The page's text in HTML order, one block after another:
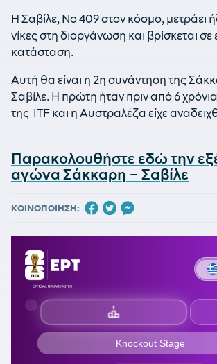
Η Σαβίλε, Νο 409 στον κόσμο, μετράει
νίκες στη διοργάνωση και βρίσκεται σε
κατάσταση.
Αυτή θα είναι η 2η συνάντηση της
Σαβίλε. Η πρώτη ήταν πριν από 6
της ITF και η Αυστραλέζα είχε
Παρακολουθήστε εδώ την
αγώνα Σάκκαρη – Σαβίλε
ΚΟΙΝΟΠΟΙΗΣΗ: